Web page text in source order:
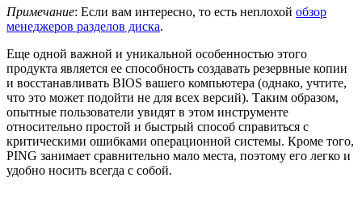
Примечание: Если вам интересно, то есть неплохой обзор
менеджеров разделов диска.
Еще одной важной и уникальной особенностью этого
продукта является ее способность создавать резервные копии
и восстанавливать BIOS вашего компьютера (однако, учтите,
что это может подойти не для всех версий). Таким образом,
опытные пользователи увидят в этом инструменте
относительно простой и быстрый способ справиться с
критическими ошибками операционной системы. Кроме того,
PING занимает сравнительно мало места, поэтому его легко и
удобно носить всегда с собой.